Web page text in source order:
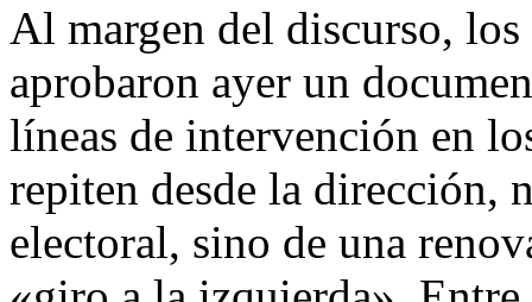
Al margen del discurso,
aprobaron ayer un
líneas de intervención en
repiten desde la dirección,
electoral, sino de una